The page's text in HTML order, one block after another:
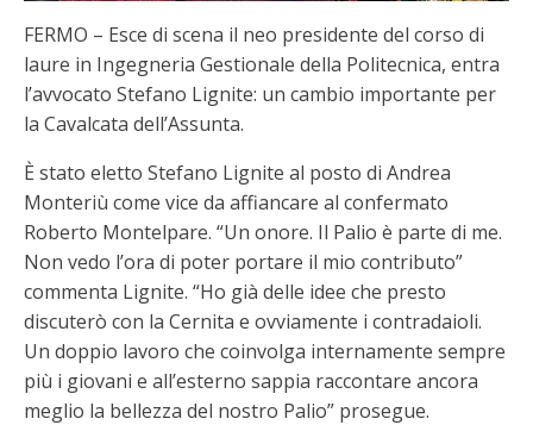
FERMO – Esce di scena il neo presidente del corso di
laure in Ingegneria Gestionale della Politecnica, entra
l’avvocato Stefano Lignite: un cambio importante per
la Cavalcata dell’Assunta.
È stato eletto Stefano Lignite al posto di Andrea
Monteriù come vice da affiancare al confermato
Roberto Montelpare. “Un onore. Il Palio è parte di me.
Non vedo l’ora di poter portare il mio contributo”
commenta Lignite. “Ho già delle idee che presto
discuterò con la Cernita e ovviamente i contradaioli.
Un doppio lavoro che coinvolga internamente sempre
più i giovani e all’esterno sappia raccontare ancora
meglio la bellezza del nostro Palio” prosegue.